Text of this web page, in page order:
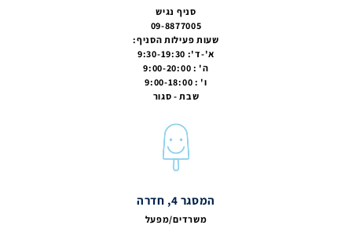
סניף נגיש
09-8877005
שעות פעילות הסניף:
א'-ד': 9:30-19:30
ה' : 9:00-20:00
ו' : 9:00-18:00
שבת - סגור
המסגר 4, חדרה
משרדים/מפעל